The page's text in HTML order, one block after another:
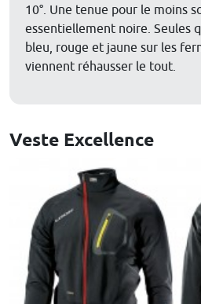
10°. Une tenue pour le moins
essentiellement noire. Seules
bleu, rouge et jaune sur les
viennent réhausser le tout.
Veste Excellence